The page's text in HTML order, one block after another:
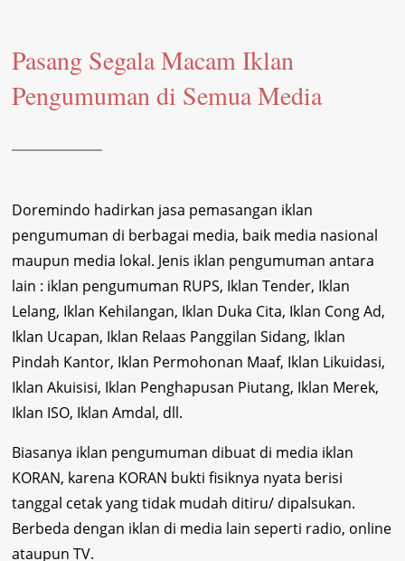
Pasang Segala Macam Iklan
Pengumuman di Semua Media
Doremindo hadirkan jasa pemasangan iklan
pengumuman di berbagai media, baik media nasional
maupun media lokal. Jenis iklan pengumuman antara
lain : iklan pengumuman RUPS, Iklan Tender, Iklan
Lelang, Iklan Kehilangan, Iklan Duka Cita, Iklan Cong Ad,
Iklan Ucapan, Iklan Relaas Panggilan Sidang, Iklan
Pindah Kantor, Iklan Permohonan Maaf, Iklan Likuidasi,
Iklan Akuisisi, Iklan Penghapusan Piutang, Iklan Merek,
Iklan ISO, Iklan Amdal, dll.
Biasanya iklan pengumuman dibuat di media iklan
KORAN, karena KORAN bukti fisiknya nyata berisi
tanggal cetak yang tidak mudah ditiru/ dipalsukan.
Berbeda dengan iklan di media lain seperti radio, online
ataupun TV.